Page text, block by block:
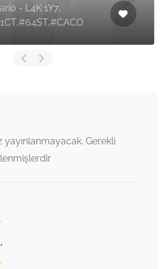
- L4K 1Y7,
Gerekli